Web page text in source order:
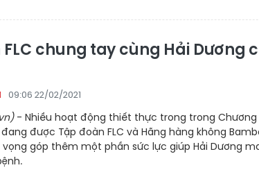
chung tay cùng Hải Dương
09:06 22/02/2021
- Nhiều hoạt động thiết thực trong trong Chương
đang được Tập đoàn FLC và Hãng hàng không
vọng góp thêm một phần sức lực giúp Hải Dương